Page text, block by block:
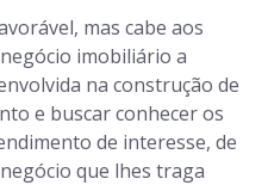
mas cabe aos
imobiliário a
na construção de
e buscar conhecer os
de interesse, de
que lhes traga